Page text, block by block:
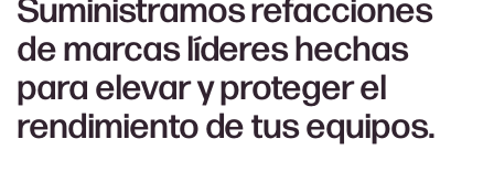
de marcas líderes hechas
para elevar y proteger el
rendimiento de tus equipos.